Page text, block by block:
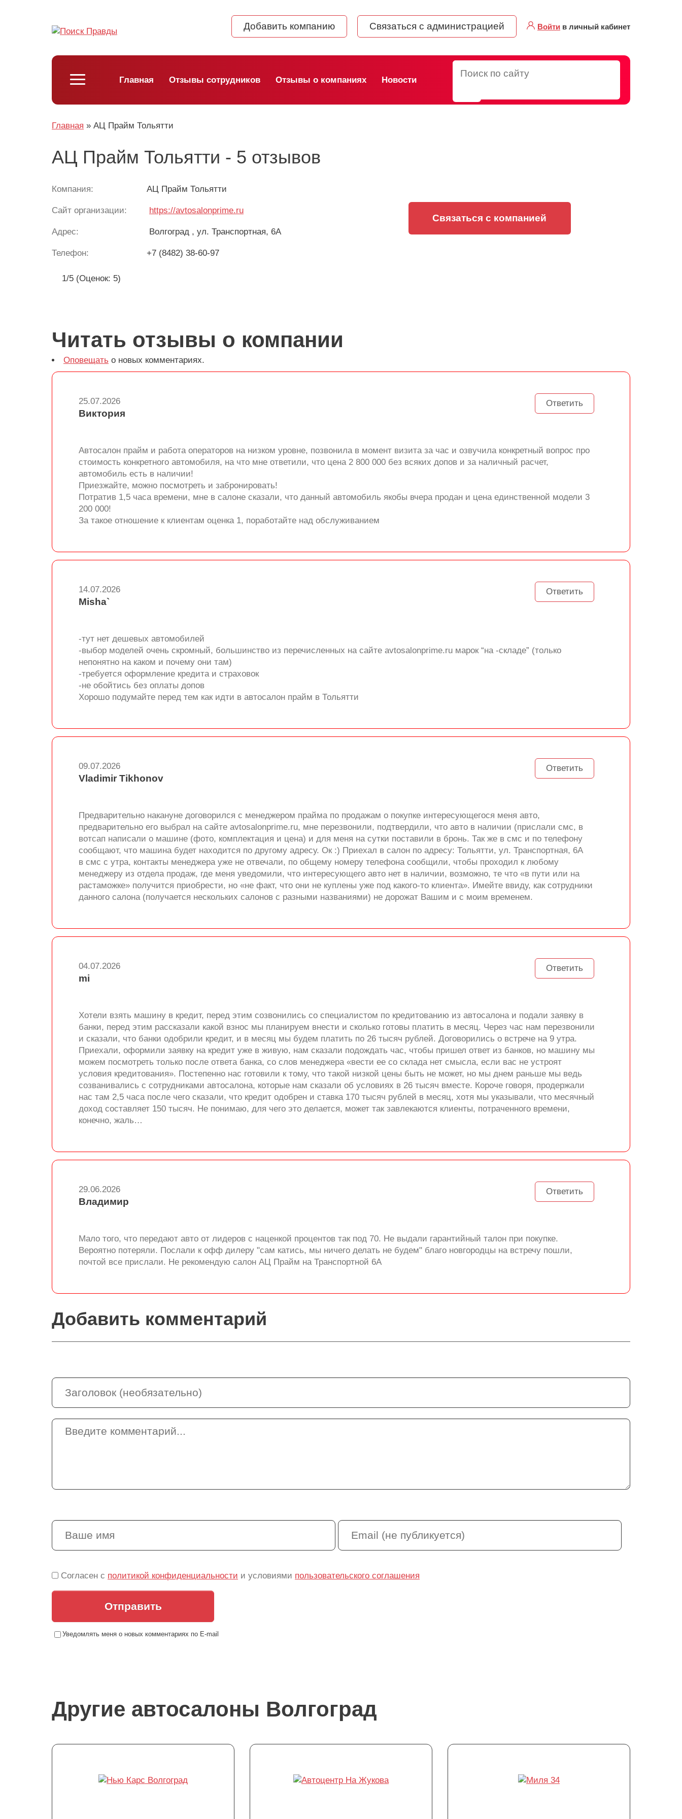
Добавить компанию Связаться с администрацией Войти в личный кабинет
Главная Отзывы сотрудников Отзывы о компаниях Новости
Главная » АЦ Прайм Тольятти
АЦ Прайм Тольятти - 5 отзывов
Компания: АЦ Прайм Тольятти
Сайт организации: https://avtosalonprime.ru
Адрес: Волгоград , ул. Транспортная, 6А
Телефон: +7 (8482) 38-60-97
1/5 (Оценок: 5)
Связаться с компанией
Читать отзывы о компании
Оповещать о новых комментариях.
Ответить
25.07.2026
Виктория
Автосалон прайм и работа операторов на низком уровне, позвонила в момент визита за час и озвучила конкретный вопрос про
стоимость конкретного автомобиля, на что мне ответили, что цена 2 800 000 без всяких допов и за наличный расчет,
автомобиль есть в наличии!
Приезжайте, можно посмотреть и забронировать!
Потратив 1,5 часа времени, мне в салоне сказали, что данный автомобиль якобы вчера продан и цена единственной модели 3
200 000!
За такое отношение к клиентам оценка 1, поработайте над обслуживанием
Ответить
14.07.2026
Misha`
-тут нет дешевых автомобилей
-выбор моделей очень скромный, большинство из перечисленных на сайте avtosalonprime.ru марок “на -складе” (только
непонятно на каком и почему они там)
-требуется оформление кредита и страховок
-не обойтись без оплаты допов
Хорошо подумайте перед тем как идти в автосалон прайм в Тольятти
Ответить
09.07.2026
Vladimir Tikhonov
Предварительно накануне договорился с менеджером прайма по продажам о покупке интересующегося меня авто,
предварительно его выбрал на сайте avtosalonprime.ru, мне перезвонили, подтвердили, что авто в наличии (прислали смс, в
вотсап написали о машине (фото, комплектация и цена) и для меня на сутки поставили в бронь. Так же в смс и по телефону
сообщают, что машина будет находится по другому адресу. Ок :) Приехал в салон по адресу: Тольятти, ул. Транспортная, 6А
в смс с утра, контакты менеджера уже не отвечали, по общему номеру телефона сообщили, чтобы проходил к любому
менеджеру из отдела продаж, где меня уведомили, что интересующего авто нет в наличии, возможно, те что «в пути или на
растаможке» получится приобрести, но «не факт, что они не куплены уже под какого-то клиента». Имейте ввиду, как сотрудники
данного салона (получается нескольких салонов с разными названиями) не дорожат Вашим и с моим временем.
Ответить
04.07.2026
mi
Хотели взять машину в кредит, перед этим созвонились со специалистом по кредитованию из автосалона и подали заявку в
банки, перед этим рассказали какой взнос мы планируем внести и сколько готовы платить в месяц. Через час нам перезвонили
и сказали, что банки одобрили кредит, и в месяц мы будем платить по 26 тысяч рублей. Договорились о встрече на 9 утра.
Приехали, оформили заявку на кредит уже в живую, нам сказали подождать час, чтобы пришел ответ из банков, но машину мы
можем посмотреть только после ответа банка, со слов менеджера «вести ее со склада нет смысла, если вас не устроят
условия кредитования». Постепенно нас готовили к тому, что такой низкой цены быть не может, но мы днем раньше мы ведь
созванивались с сотрудниками автосалона, которые нам сказали об условиях в 26 тысяч вместе. Короче говоря, продержали
нас там 2,5 часа после чего сказали, что кредит одобрен и ставка 170 тысяч рублей в месяц, хотя мы указывали, что месячный
доход составляет 150 тысяч. Не понимаю, для чего это делается, может так завлекаются клиенты, потраченного времени,
конечно, жаль…
Ответить
29.06.2026
Владимир
Мало того, что передают авто от лидеров с наценкой процентов так под 70. Не выдали гарантийный талон при покупке.
Вероятно потеряли. Послали к офф дилеру "сам катись, мы ничего делать не будем" благо новгородцы на встречу пошли,
почтой все прислали. Не рекомендую салон АЦ Прайм на Транспортной 6А
Добавить комментарий
Согласен с политикой конфиденциальности и условиями пользовательского соглашения
Отправить
Уведомлять меня о новых комментариях по E-mail
Другие автосалоны Волгоград